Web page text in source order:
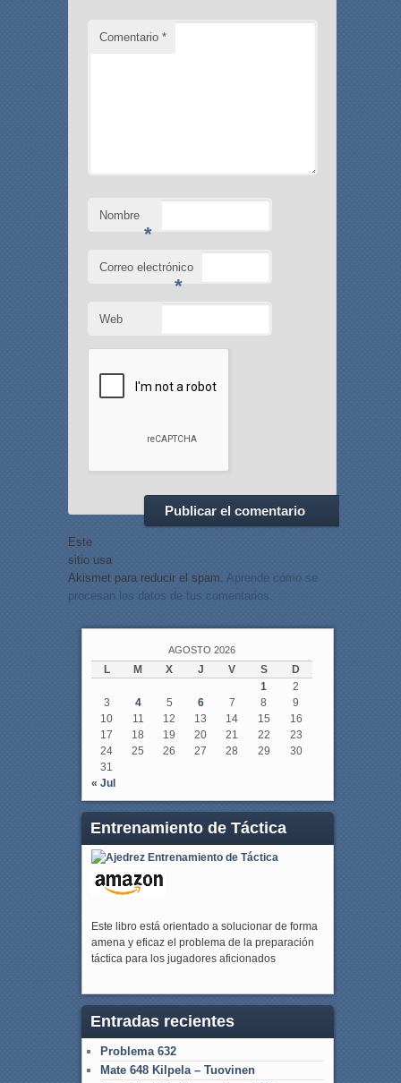
Comentario *
Nombre
*
Correo electrónico
*
Web
Este
sitio usa
Akismet para reducir el spam. Aprende cómo se
procesan los datos de tus comentarios.
AGOSTO 2026
L M X J V S
D
1
2
3
4 5 6 7 8
9
10
11 12 13 14 15
16
17
18 19 20 21 22
23
24
25 26 27 28 29
30
31
« Jul
Entrenamiento de Táctica
Este libro está orientado a solucionar de forma
amena y eficaz el problema de la preparación
táctica para los jugadores aficionados
Entradas recientes
Problema 632
Mate 648 Kilpela – Tuovinen